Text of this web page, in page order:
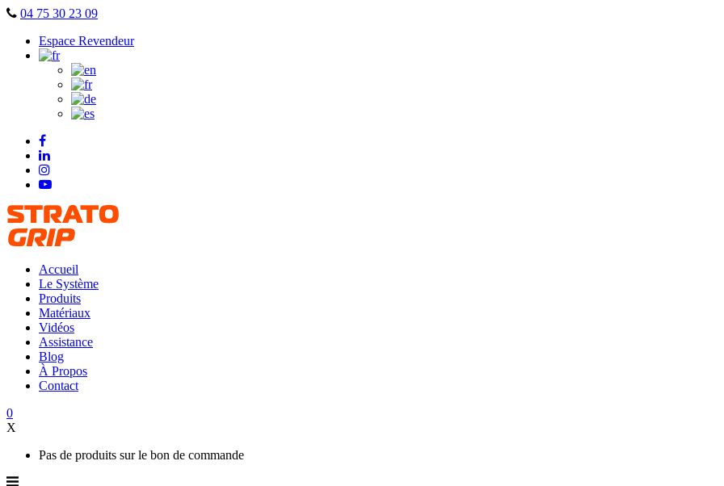
Skip
content
04 75 30 23 09
Espace Revendeur
Accueil
Le Système
Produits
Matériaux
Vidéos
Assistance
Blog
À Propos
Contact
0
X
Pas de produits sur le bon de commande